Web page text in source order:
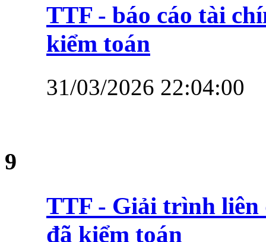
TTF - báo cáo tài
kiểm toán
31/03/2026 22:04:00
9
TTF - Giải trình liên
đã kiểm toán